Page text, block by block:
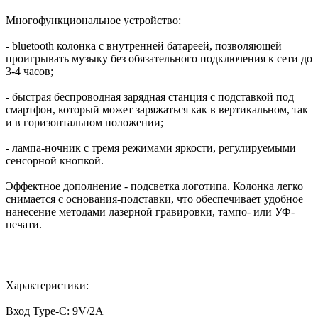
Многофункциональное устройство:
- bluetooth колонка с внутренней батареей, позволяющей
проигрывать музыку без обязательного подключения к сети до
3-4 часов;
- быстрая беспроводная зарядная станция с подставкой под
смартфон, который может заряжаться как в вертикальном, так
и в горизонтальном положении;
- лампа-ночник с тремя режимами яркости, регулируемыми
сенсорной кнопкой.
Эффектное дополнение - подсветка логотипа. Колонка легко
снимается с основания-подставки, что обеспечивает удобное
нанесение методами лазерной гравировки, тампо- или УФ-
печати.
Характеристики:
Вход Type-C: 9V/2A